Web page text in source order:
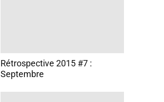
Rétrospective 2015 #7 :
Septembre